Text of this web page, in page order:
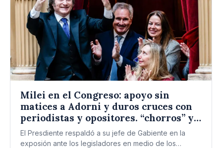
Milei en el Congreso: apoyo sin
matices a Adorni y duros cruces con
periodistas y opositores. “chorros” y
“asesinos”
El Presdiente respaldó a su jefe de Gabiente en la
exposión ante los legisladores en medio de los…